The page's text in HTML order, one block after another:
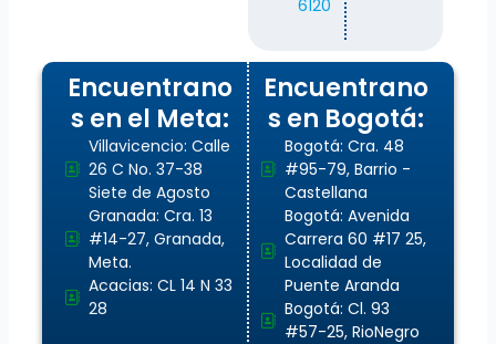
6120
Encuentrano
s en el Meta:
Villavicencio: Calle
26 C No. 37-38
Siete de Agosto
Granada: Cra. 13
#14-27, Granada,
Meta.
Acacias: CL 14 N 33
28
Encuentrano
s en Bogotá:
Bogotá: Cra. 48
#95-79, Barrio -
Castellana
Bogotá: Avenida
Carrera 60 #17 25,
Localidad de
Puente Aranda
Bogotá: Cl. 93
#57-25, RioNegro